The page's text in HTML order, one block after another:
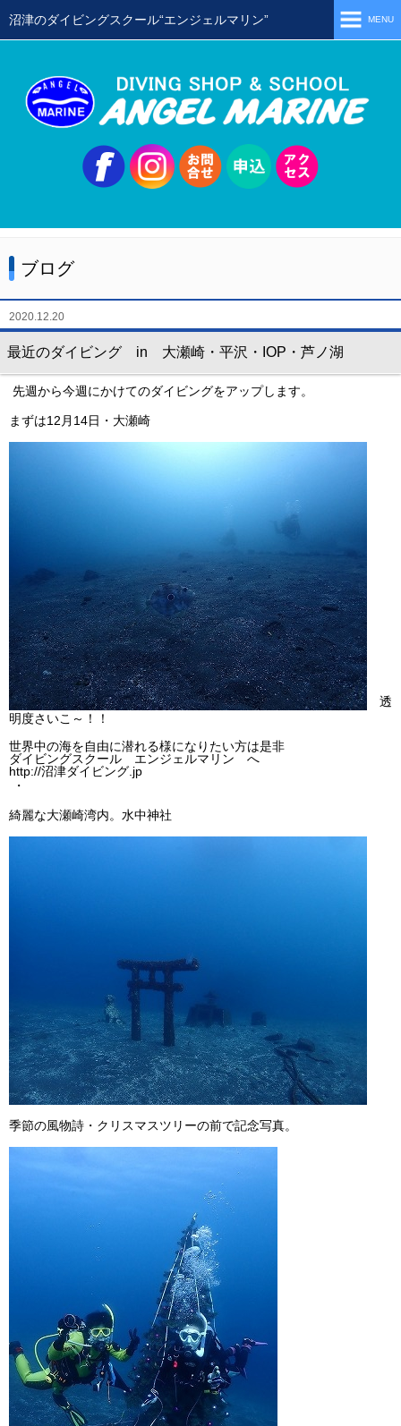
沼津のダイビングスクール“エンジェルマリン” MENU
当店の特徴
スクールメニュー
ステップアップコース
会員限定ツアー
ミニツアー
ビッグツアー
ブログ
2020.12.20
最近のダイビング in 大瀬崎・平沢・IOP・芦ノ湖
先週から今週にかけてのダイビングをアップします。
まずは12月14日・大瀬崎
透
明度さいこ～！！
世界中の海を自由に潜れる様になりたい方は是非
ダイビングスクール エンジェルマリン へ
http://沼津ダイビング.jp
・
綺麗な大瀬崎湾内。水中神社
季節の風物詩・クリスマスツリーの前で記念写真。